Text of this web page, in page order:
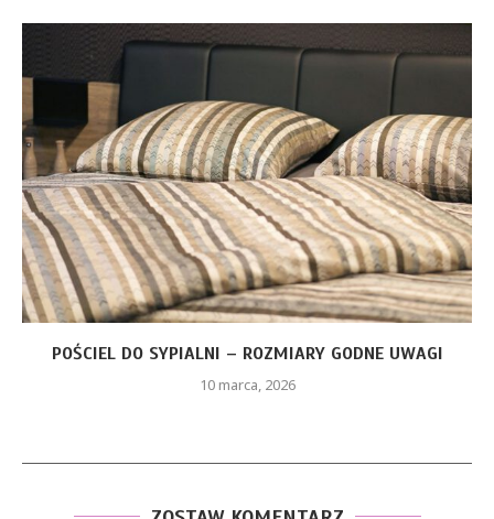
CZERWONA SUKIENKA Z PIÓRAMI – JAKIE ELEMENTY
STYLU...